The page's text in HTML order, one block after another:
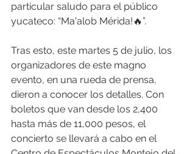
particular saludo para el público
yucateco: “Ma'alob Mérida!🔥”.
Tras esto, este martes 5 de julio, los
organizadores de este magno
evento, en una rueda de prensa,
dieron a conocer los detalles. Con
boletos que van desde los 2,400
hasta más de 11,000 pesos, el
concierto se llevará a cabo en el